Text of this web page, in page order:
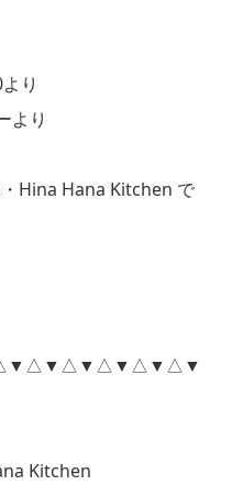
り
より
Hina Hana Kitchen で
Kitchen